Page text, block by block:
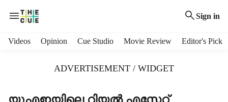
Sign in
Videos Opinion Cue Studio Movie Review Editor's Pick
ADVERTISEMENT / WIDGET